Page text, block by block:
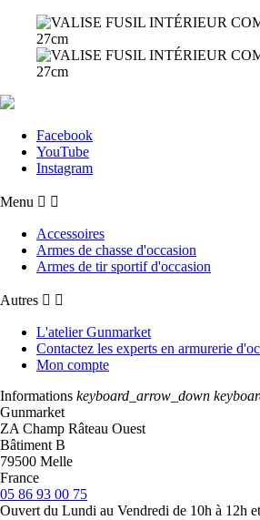
Facebook
YouTube
Instagram
Menu  
Accessoires
Armes de chasse d'occasion
Armes de tir sportif d'occasion
Autres  
L'atelier Gunmarket
Contactez les experts en armurerie
Mon compte
Informations keyboard_arrow_down
Gunmarket
ZA Champ Râteau Ouest
Bâtiment B
79500 Melle
France
05 86 93 00 75
Ouvert du Lundi au Vendredi de 10h à 12h